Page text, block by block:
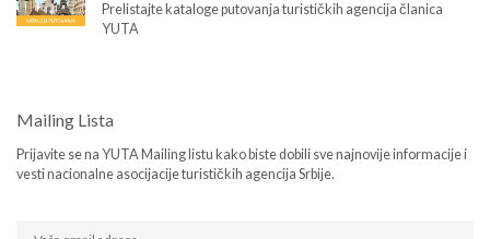
Prelistajte kataloge putovanja turističkih agencija članica
YUTA
Mailing Lista
Prijavite se na YUTA Mailing listu kako biste dobili sve najnovije informacije i
vesti nacionalne asocijacije turističkih agencija Srbije.